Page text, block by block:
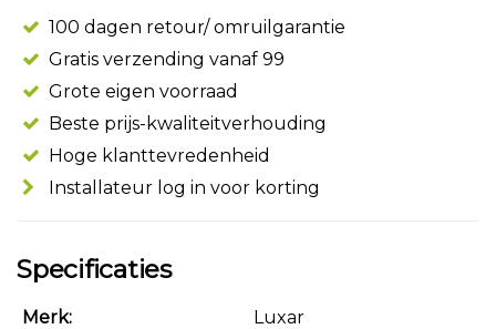
100 dagen retour/ omruilgarantie
Gratis verzending vanaf 99
Grote eigen voorraad
Beste prijs-kwaliteitverhouding
Hoge klanttevredenheid
Installateur log in voor korting
Specificaties
Merk:
Luxar